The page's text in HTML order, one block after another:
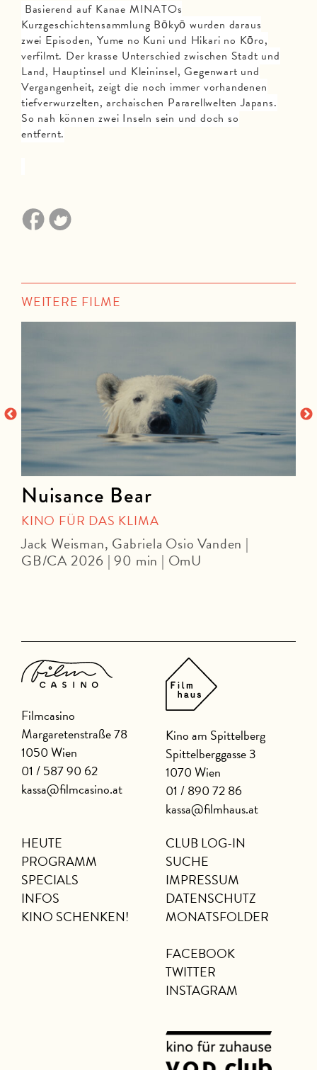
Basierend auf Kanae MINATOs
Kurzgeschichtensammlung Bōkyō wurden daraus
zwei Episoden, Yume no Kuni und Hikari no Kōro,
verfilmt. Der krasse Unterschied zwischen Stadt und
Land, Hauptinsel und Kleininsel, Gegenwart und
Vergangenheit, zeigt die noch immer vorhandenen
tiefverwurzelten, archaischen Pararellwelten Japans.
So nah können zwei Inseln sein und doch so
entfernt.
WEITERE FILME
Nuisance Bear
KINO FÜR DAS KLIMA
Jack Weisman, Gabriela Osio Vanden |
GB/CA 2026 | 90 min | OmU
Filmcasino
Margaretenstraße 78
1050 Wien
01 / 587 90 62
kassa@filmcasino.at
Kino am Spittelberg
Spittelberggasse 3
1070 Wien
01 / 890 72 86
kassa@filmhaus.at
HEUTE
PROGRAMM
SPECIALS
INFOS
KINO SCHENKEN!
CLUB LOG-IN
SUCHE
IMPRESSUM
DATENSCHUTZ
MONATSFOLDER
FACEBOOK
TWITTER
INSTAGRAM